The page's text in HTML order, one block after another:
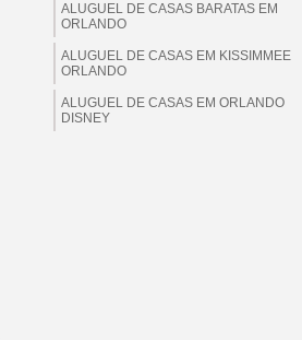
ALUGUEL DE CASAS BARATAS EM
ORLANDO
ALUGUEL DE CASAS EM KISSIMMEE
ORLANDO
ALUGUEL DE CASAS EM ORLANDO
DISNEY